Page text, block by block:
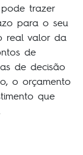
trazer
para o seu
real valor da
de
de decisão
o orçamento
que